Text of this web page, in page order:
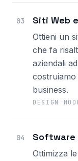
03 Siti Web
Ottieni un
che fa
aziendali
business.
DESIGN
04 Software
Ottimizza